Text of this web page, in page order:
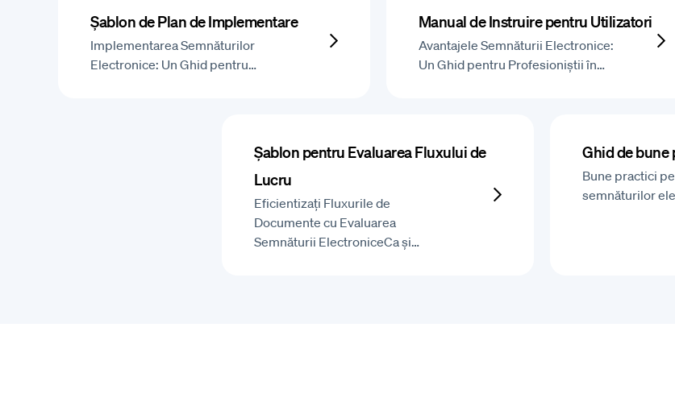
Șablon de Plan de Implementare
Implementarea Semnăturilor
Electronice: Un Ghid pentru…
Manual de Instruire pentru Utilizatori
Avantajele Semnăturii Electronice:
Un Ghid pentru Profesioniștii în…
Șablon pentru Evaluarea Fluxului de
Lucru
Eficientizați Fluxurile de
Documente cu Evaluarea
Semnăturii ElectroniceCa și…
Ghid de bune
Bune practici
semnăturilor